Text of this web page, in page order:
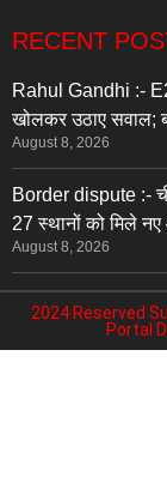
RECENT
Rahul Gandhi :-
खोलकर उठाए सवाल;
August 8, 2026
Border dispute :-
27 स्थानों को मिले
August 8, 2026
2024 Reserved
Portal